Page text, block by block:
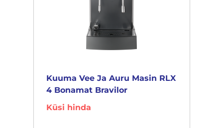
Kuuma Vee Ja Auru Masin RLX
4 Bonamat Bravilor
Küsi hinda